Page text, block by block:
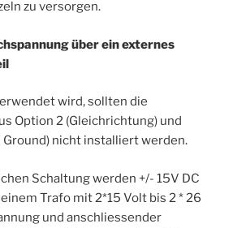
zu versorgen.
über ein externes
wird, sollten die
Option 2 (Gleichrichtung) und
Ground) nicht installiert werden.
Schaltung werden +/- 15V DC
Trafo mit 2*15 Volt bis 2 * 26
und anschliessender